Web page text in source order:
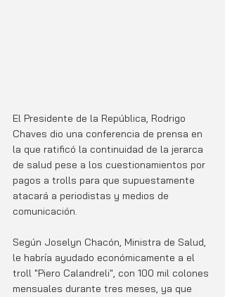
El Presidente de la República, Rodrigo
Chaves dio una conferencia de prensa en
la que ratificó la continuidad de la jerarca
de salud pese a los cuestionamientos por
pagos a trolls para que supuestamente
atacará a periodistas y medios de
comunicación.
Según Joselyn Chacón, Ministra de Salud,
le habría ayudado económicamente a el
troll "Piero Calandreli", con 100 mil colones
mensuales durante tres meses, ya que